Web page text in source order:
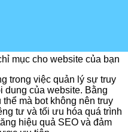
mục cho website của bạn
trong việc quản lý sự truy
dung của website. Bằng
mà bot không nên truy
tư và tối ưu hóa quá trình
hiệu quả SEO và đảm